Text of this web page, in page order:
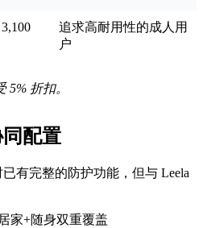
追求高耐用性的成人用
户
5% 折扣。
配置
有完整的防护功能，但与 Leela
居家+随身双重覆盖